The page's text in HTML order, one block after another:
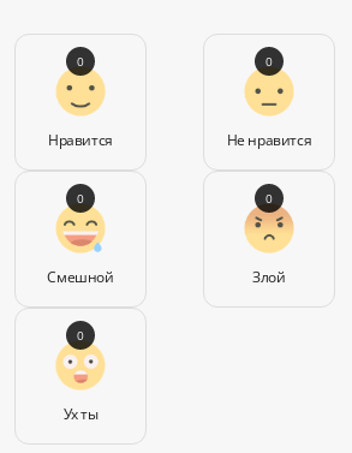
Нравится
0
Не нравится
0
Смешной
0
Злой
0
Ух ты
0